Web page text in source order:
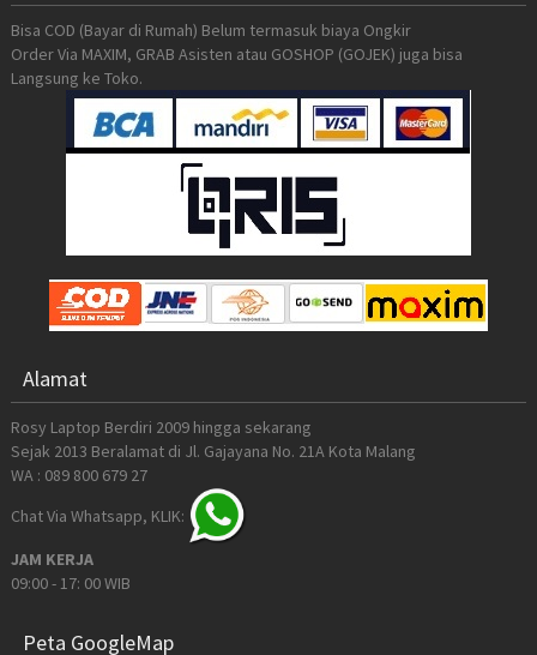
Bisa COD (Bayar di Rumah) Belum termasuk biaya Ongkir
Order Via MAXIM, GRAB Asisten atau GOSHOP (GOJEK) juga bisa
Langsung ke Toko.
Alamat
Rosy Laptop Berdiri 2009 hingga sekarang
Sejak 2013 Beralamat di Jl. Gajayana No. 21A Kota Malang
WA : 089 800 679 27
Chat Via Whatsapp, KLIK:
JAM KERJA
09:00 - 17: 00 WIB
Peta GoogleMap